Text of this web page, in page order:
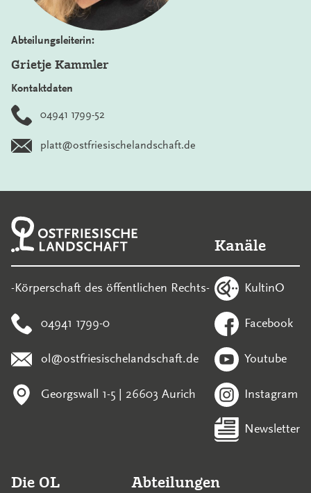
Abteilungsleiterin:
Grietje Kammler
Kontaktdaten
04941 1799-52
platt@ostfriesischelandschaft.de
-Körperschaft des öffentlichen Rechts-
04941 1799-0
ol@ostfriesischelandschaft.de
Georgswall 1-5 | 26603 Aurich
Kanäle
KultinO
Facebook
Youtube
Instagram
Newsletter
Die OL Abteilungen